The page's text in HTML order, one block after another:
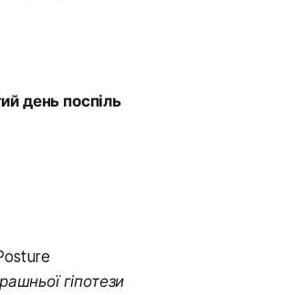
день поспіль
гіпотези